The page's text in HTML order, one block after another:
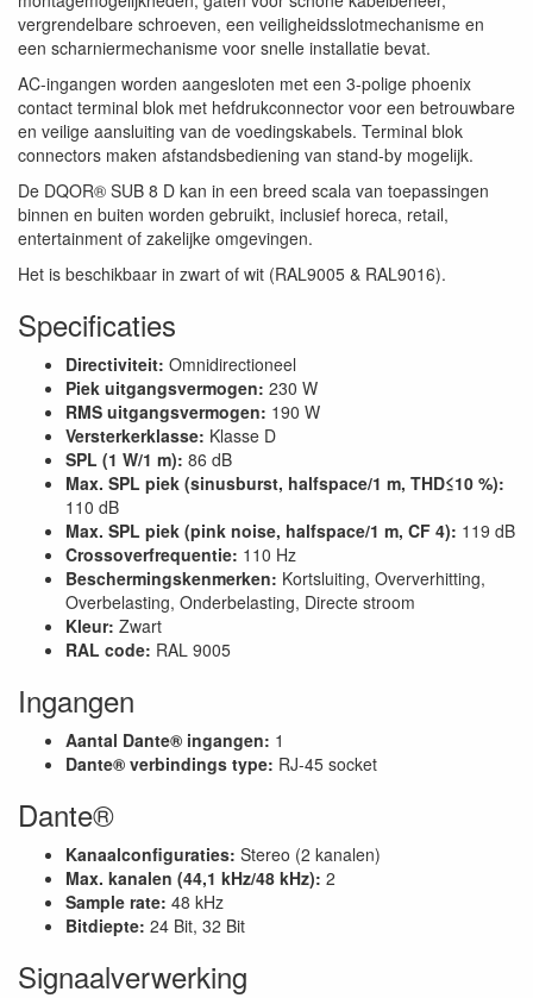
vergrendelbare schroeven, een veiligheidsslotmechanisme en
een scharniermechanisme voor snelle installatie bevat.
AC-ingangen worden aangesloten met een 3-polige phoenix
contact terminal blok met hefdrukconnector voor een betrouwbare
en veilige aansluiting van de voedingskabels. Terminal blok
connectors maken afstandsbediening van stand-by mogelijk.
De DQOR® SUB 8 D kan in een breed scala van toepassingen
binnen en buiten worden gebruikt, inclusief horeca, retail,
entertainment of zakelijke omgevingen.
Het is beschikbaar in zwart of wit (RAL9005 & RAL9016).
Specificaties
Directiviteit: Omnidirectioneel
Piek uitgangsvermogen: 230 W
RMS uitgangsvermogen: 190 W
Versterkerklasse: Klasse D
SPL (1 W/1 m): 86 dB
Max. SPL piek (sinusburst, halfspace/1 m, THD≤10 %):
110 dB
Max. SPL piek (pink noise, halfspace/1 m, CF 4): 119 dB
Crossoverfrequentie: 110 Hz
Beschermingskenmerken: Kortsluiting, Oververhitting,
Overbelasting, Onderbelasting, Directe stroom
Kleur: Zwart
RAL code: RAL 9005
Ingangen
Aantal Dante® ingangen: 1
Dante® verbindings type: RJ-45 socket
Dante®
Kanaalconfiguraties: Stereo (2 kanalen)
Max. kanalen (44,1 kHz/48 kHz): 2
Sample rate: 48 kHz
Bitdiepte: 24 Bit, 32 Bit
Signaalverwerking